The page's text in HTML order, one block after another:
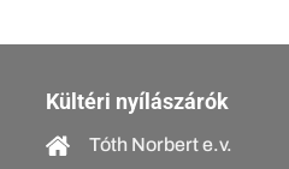
Kültéri nyílászárók
Tóth Norbert e.v.